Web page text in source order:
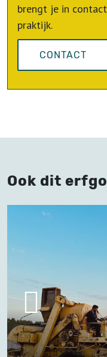
brengt je in
praktijk.
CONTACT
Ook dit